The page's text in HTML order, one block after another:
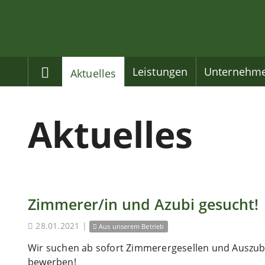
Home
Aktuelles Leistungen
Aktuelles
Zimmerer/in und Azubi gesucht!
28.01.2021 | Aus unserem Betrieb
Wir suchen ab sofort Zimmerergesellen und
bewerben!